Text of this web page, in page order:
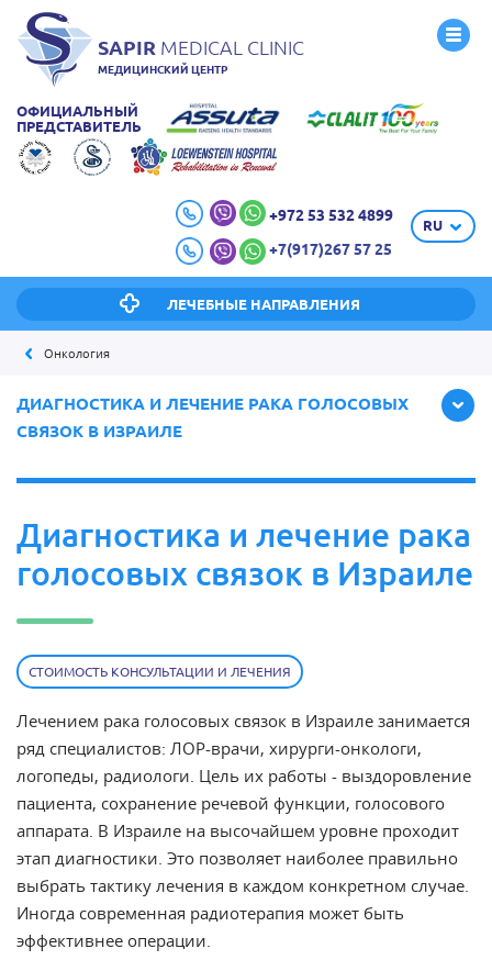
SAPIR MEDICAL CLINIC
МЕДИЦИНСКИЙ ЦЕНТР
ОФИЦИАЛЬНЫЙ
ПРЕДСТАВИТЕЛЬ
+972 53 532 4899
+7(917)267 57 25
RU
ЛЕЧЕБНЫЕ НАПРАВЛЕНИЯ
Онкология
ДИАГНОСТИКА И ЛЕЧЕНИЕ РАКА ГОЛОСОВЫХ
СВЯЗОК В ИЗРАИЛЕ
Диагностика и лечение рака
голосовых связок в Израиле
СТОИМОСТЬ КОНСУЛЬТАЦИИ И ЛЕЧЕНИЯ
Лечением рака голосовых связок в Израиле занимается
ряд специалистов: ЛОР-врачи, хирурги-онкологи,
логопеды, радиологи. Цель их работы - выздоровление
пациента, сохранение речевой функции, голосового
аппарата. В Израиле на высочайшем уровне проходит
этап диагностики. Это позволяет наиболее правильно
выбрать тактику лечения в каждом конкретном случае.
Иногда современная радиотерапия может быть
эффективнее операции.